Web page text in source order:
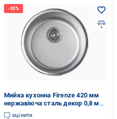
Мийка кухонна Firenze 420 мм
нержавіюча сталь декор 0,8 мм
кругла
оцінити